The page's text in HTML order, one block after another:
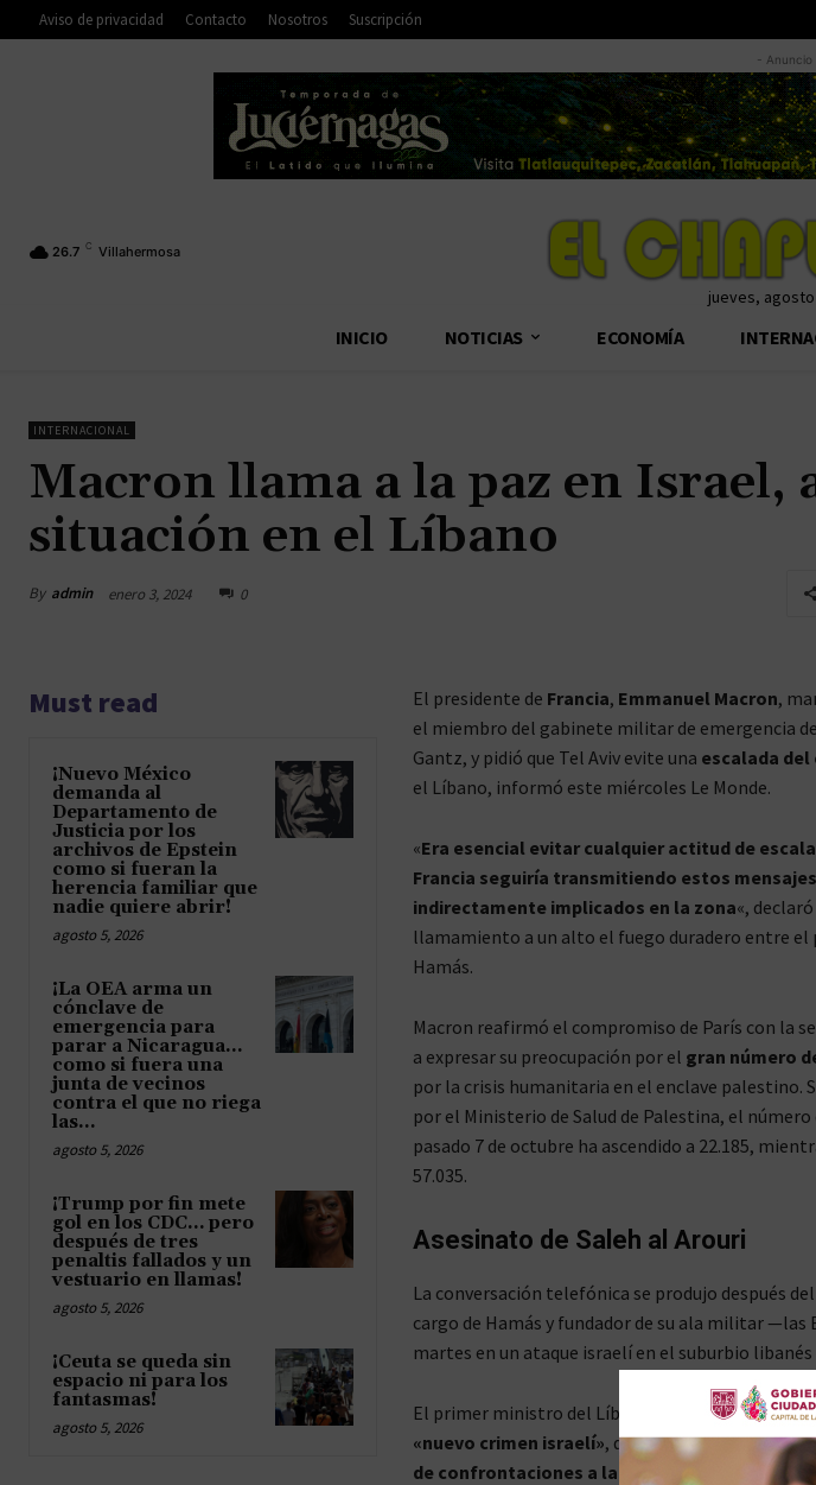
Aviso de privacidad Contacto Nosotros Suscripción
- Anuncio -
26.7 C Villahermosa
jueves, agosto
INICIO NOTICIAS ECONOMÍA
INTERNACIONAL
Macron llama a la paz en Israel,
situación en el Líbano
By admin enero 3, 2024 0
Must read
¡Nuevo México
demanda al
Departamento de
Justicia por los
archivos de Epstein
como si fueran la
herencia familiar que
nadie quiere abrir!
agosto 5, 2026
¡La OEA arma un
cónclave de
emergencia para
parar a Nicaragua…
como si fuera una
junta de vecinos
contra el que no riega
las...
agosto 5, 2026
¡Trump por fin mete
gol en los CDC… pero
después de tres
penaltis fallados y un
vestuario en llamas!
agosto 5, 2026
¡Ceuta se queda sin
espacio ni para los
fantasmas!
agosto 5, 2026
El presidente de Francia, Emmanuel Macron,
el miembro del gabinete militar de emergencia
Gantz, y pidió que Tel Aviv evite una escalada
el Líbano, informó este miércoles Le Monde.
«Era esencial evitar cualquier actitud de
Francia seguiría transmitiendo estos
indirectamente implicados en la zona«,
llamamiento a un alto el fuego duradero entre
Hamás.
Macron reafirmó el compromiso de París con la
a expresar su preocupación por el gran número
por la crisis humanitaria en el enclave palestino.
por el Ministerio de Salud de Palestina, el
pasado 7 de octubre ha ascendido a 22.185,
57.035.
Asesinato de Saleh al Arouri
La conversación telefónica se produjo después
cargo de Hamás y fundador de su ala militar
martes en un ataque israelí en el suburbio
El primer ministro del Líbano, Najib Mikati,
«nuevo crimen israelí», que «tiene como
de confrontaciones a la luz de los continuos